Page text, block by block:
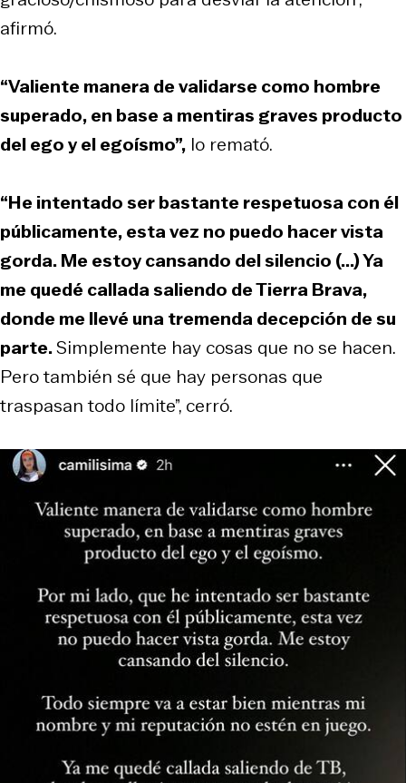
afirmó.
“Valiente manera de validarse como hombre
superado, en base a mentiras graves producto
del ego y el egoísmo”, lo remató.
“He intentado ser bastante respetuosa con él
públicamente, esta vez no puedo hacer vista
gorda. Me estoy cansando del silencio (...) Ya
me quedé callada saliendo de Tierra Brava,
donde me llevé una tremenda decepción de su
parte.Simplemente hay cosas que no se hacen.
Pero también sé que hay personas que
traspasan todo límite”, cerró.